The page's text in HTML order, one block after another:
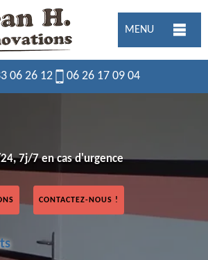
MENU
06 26 12 06 26 17 09 04
7j/7 en cas d'urgence
CONTACTEZ-NOUS !